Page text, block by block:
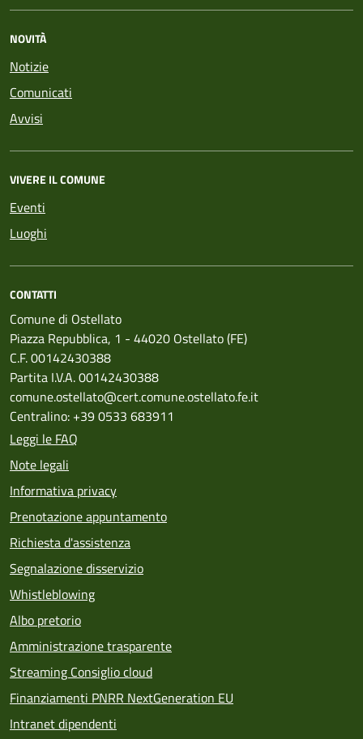
NOVITÀ
Notizie
Comunicati
Avvisi
VIVERE IL COMUNE
Eventi
Luoghi
CONTATTI
Comune di Ostellato
Piazza Repubblica, 1 - 44020 Ostellato (FE)
C.F. 00142430388
Partita I.V.A. 00142430388
comune.ostellato@cert.comune.ostellato.fe.it
Centralino: +39 0533 683911
Leggi le FAQ
Note legali
Informativa privacy
Prenotazione appuntamento
Richiesta d'assistenza
Segnalazione disservizio
Whistleblowing
Albo pretorio
Amministrazione trasparente
Streaming Consiglio cloud
Finanziamenti PNRR NextGeneration EU
Intranet dipendenti